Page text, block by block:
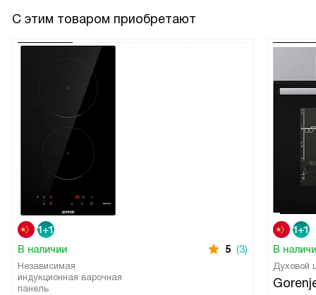
С этим товаром приобретают
В наличии 5 (3)
Независимая
индукционная варочная
панель
В
Духовой